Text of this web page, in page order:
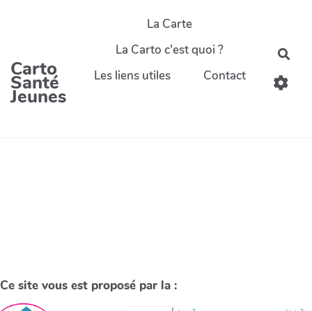
Carto
Santé
Jeunes
La Carte
La Carto c'est quoi ?
Les liens utiles
Contact
Ce site vous est proposé par la :